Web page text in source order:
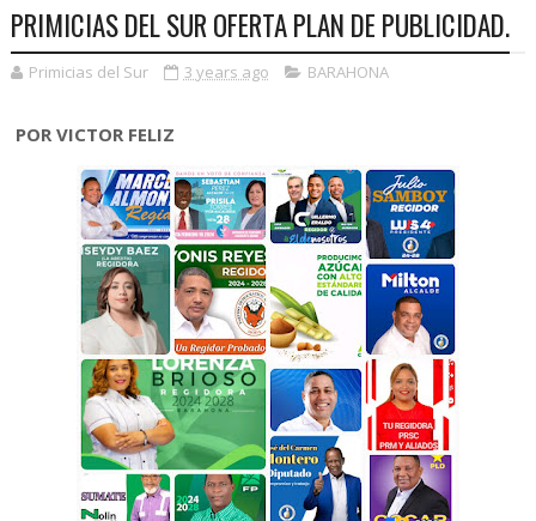
PRIMICIAS DEL SUR OFERTA PLAN DE PUBLICIDAD.
Primicias del Sur 3 years ago BARAHONA
POR VICTOR FELIZ